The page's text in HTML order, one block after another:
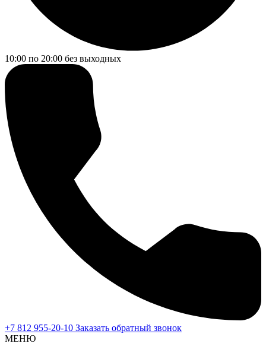
10:00 по 20:00 без выходных
+7 812 955-20-10 Заказать обратный звонок
МЕНЮ